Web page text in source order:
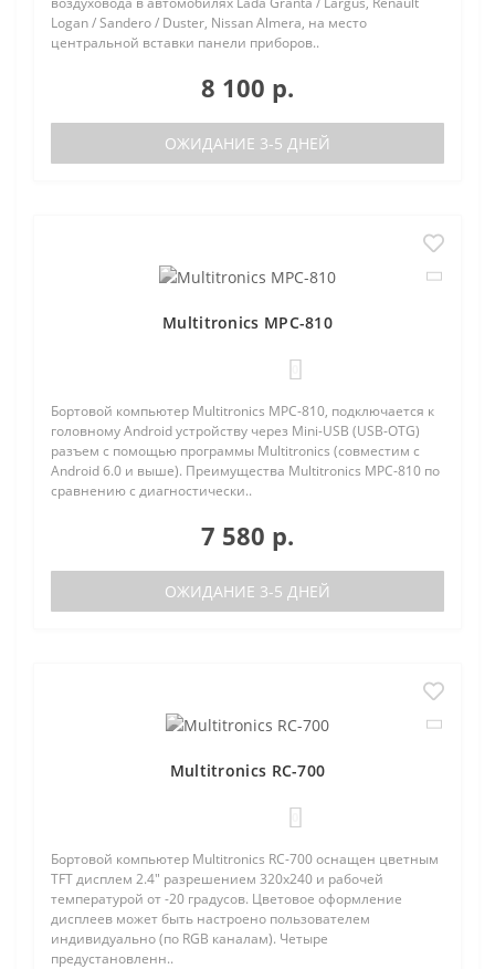
Logan / Sandero / Duster, Nissan Almera, на место
центральной вставки панели приборов..
8 100 р.
ОЖИДАНИЕ 3-5 ДНЕЙ
Multitronics MPC-810
Бортовой компьютер Multitronics MPC-810, подключается к
головному Android устройству через Mini-USB (USB-OTG)
разъем с помощью программы Multitronics (совместим с
Android 6.0 и выше). Преимущества Multitronics MPC-810 по
сравнению с диагностически..
7 580 р.
ОЖИДАНИЕ 3-5 ДНЕЙ
Multitronics RC-700
Бортовой компьютер Multitronics RC-700 оснащен цветным
TFT дисплем 2.4" разрешением 320х240 и рабочей
температурой от -20 градусов. Цветовое оформление
дисплеев может быть настроено пользователем
индивидуально (по RGB каналам). Четыре
предустановленн..